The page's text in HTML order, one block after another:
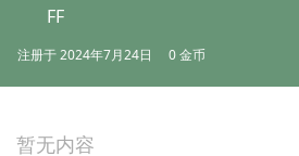
FF
注册于2024年7月24日 0 金币
暂无内容